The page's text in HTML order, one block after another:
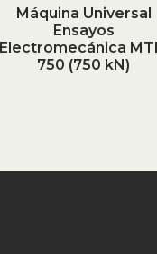
Máquina Universal
Ensayos
Electromecánica
750 (750 kN)